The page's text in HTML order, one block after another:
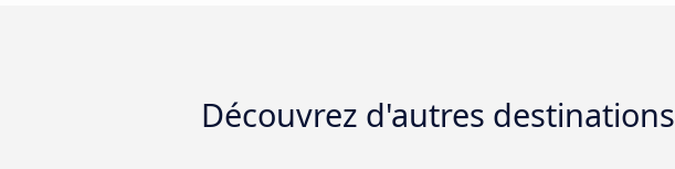
Découvrez d'autres destinations